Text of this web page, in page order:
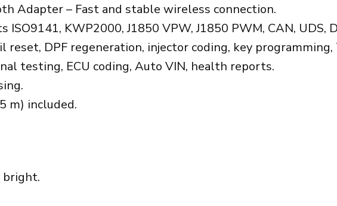
Adapter – Fast and stable wireless connection.
KWP2000, J1850 VPW, J1850 PWM, CAN, UDS,
reset, DPF regeneration, injector coding, key programming,
testing, ECU coding, Auto VIN, health reports.
m) included.
bright.